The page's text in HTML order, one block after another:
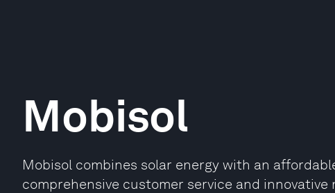
Mobisol
Mobisol combines solar energy with an
comprehensive customer service and